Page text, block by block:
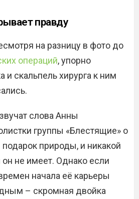
правду
на разницу в фото до
операций, упорно
и скальпель хирурга к ним
слова Анны
группы «Блестящие» о
природы, и никакой
он не имеет. Однако если
начала её карьеры
– скромная двойка